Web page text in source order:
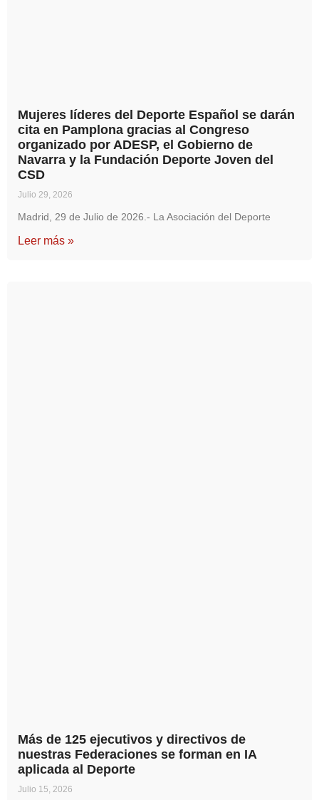
Mujeres líderes del Deporte Español se darán
cita en Pamplona gracias al Congreso
organizado por ADESP, el Gobierno de
Navarra y la Fundación Deporte Joven del
CSD
Julio 29, 2026
Madrid, 29 de Julio de 2026.- La Asociación del Deporte
Leer más »
Más de 125 ejecutivos y directivos de
nuestras Federaciones se forman en IA
aplicada al Deporte
Julio 15, 2026